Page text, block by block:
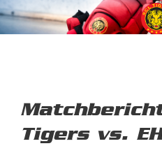
Tigers vs.